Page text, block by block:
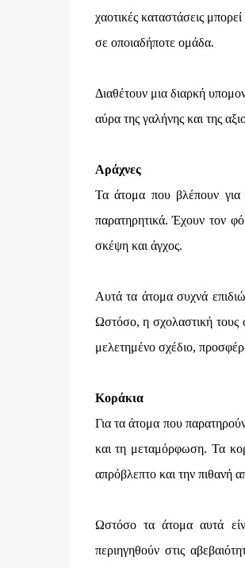
χαοτικές καταστάσεις
σε οποιαδήποτε ομάδα.
Διαθέτουν μια διαρκή
αύρα της γαλήνης και της
Αράχνες
Τα άτομα που βλέπουν για
παρατηρητικά. Έχουν τον
σκέψη και άγχος.
Αυτά τα άτομα συχνά
Ωστόσο, η σχολαστική τους
μελετημένο σχέδιο,
Κοράκια
Για τα άτομα που
και τη μεταμόρφωση. Τα
απρόβλεπτο και την πιθανή
Ωστόσο τα άτομα αυτά
περιηγηθούν στις